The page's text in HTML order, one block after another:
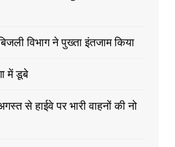
विभाग ने पुख्ता इंतजाम किया
में डूबे
से हाईवे पर भारी वाहनों की नो